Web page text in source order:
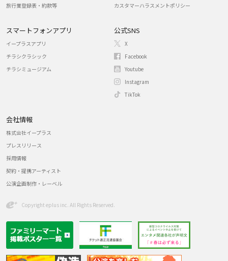
旅行業登録表・約款等
カスタマーハラスメントポリシー
スマートフォンアプリ
イープラスアプリ
チラシクラシック
チラシミュージアム
公式SNS
X
Facebook
Youtube
Instagram
TikTok
会社情報
株式会社イープラス
プレスリリース
採用情報
契約・提携アーティスト
公演企画制作・レーベル
Copyright eplus inc. All Rights Reserved.